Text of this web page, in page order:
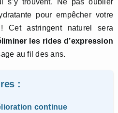
s’y trouvent. Ne pas oublier
pour empêcher votre
Cet astringent naturel sera
les rides d’expression
au fil des ans.
:
continue